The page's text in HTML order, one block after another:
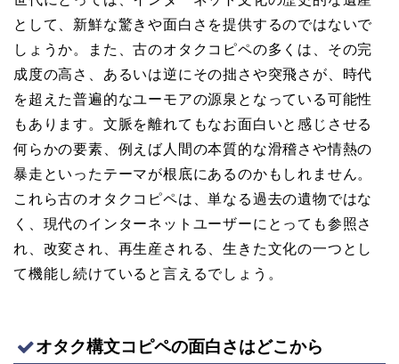
として、新鮮な驚きや面白さを提供するのではないで
しょうか。また、古のオタクコピペの多くは、その完
成度の高さ、あるいは逆にその拙さや突飛さが、時代
を超えた普遍的なユーモアの源泉となっている可能性
もあります。文脈を離れてもなお面白いと感じさせる
何らかの要素、例えば人間の本質的な滑稽さや情熱の
暴走といったテーマが根底にあるのかもしれません。
これら古のオタクコピペは、単なる過去の遺物ではな
く、現代のインターネットユーザーにとっても参照さ
れ、改変され、再生産される、生きた文化の一つとし
て機能し続けていると言えるでしょう。
オタク構文コピペの面白さはどこから